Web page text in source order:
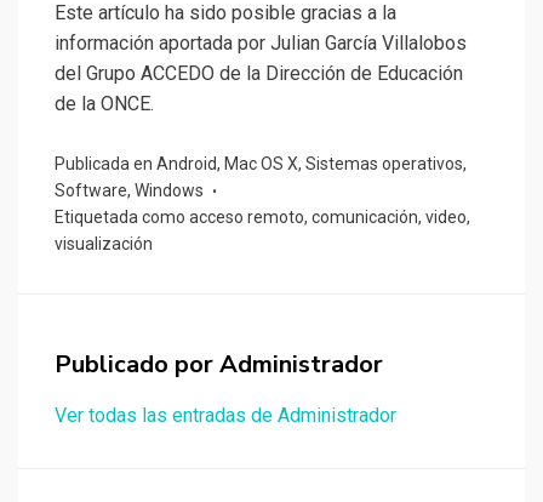
Este artículo ha sido posible gracias a la
información aportada por Julian García Villalobos
del Grupo ACCEDO de la Dirección de Educación
de la ONCE.
Publicada en Android, Mac OS X, Sistemas operativos,
Software, Windows
Etiquetada como acceso remoto, comunicación, video,
visualización
Publicado porAdministrador
Ver todas las entradas de Administrador